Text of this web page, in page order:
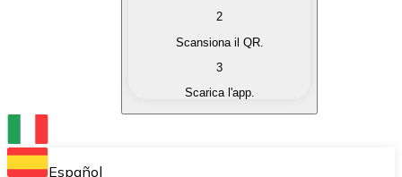
Converti le tue criptovalute in valuta fiat quando ne
Scambia una criptovaluta con un'altra
Conserva le tue cripto in un Wallet self-custodial.
2
Scansiona il QR.
3
Scarica l'app.
Español